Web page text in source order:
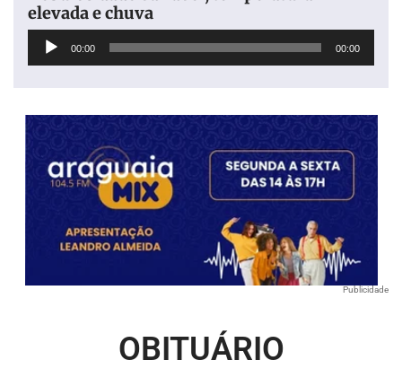
elevada e chuva
Tocador
00:00 00:00
Publicidade
OBITUÁRIO